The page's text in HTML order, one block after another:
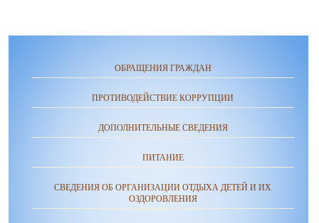
ОБРАЩЕНИЯ ГРАЖДАН
ПРОТИВОДЕЙСТВИЕ КОРРУПЦИИ
ДОПОЛНИТЕЛЬНЫЕ СВЕДЕНИЯ
ПИТАНИЕ
СВЕДЕНИЯ ОБ ОРГАНИЗАЦИИ ОТДЫХА ДЕТЕЙ И ИХ
ОЗДОРОВЛЕНИЯ